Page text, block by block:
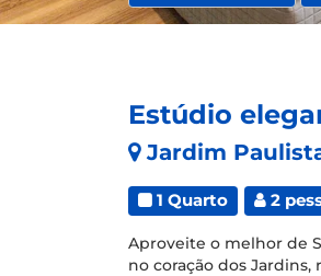
Estúdio
Jardim
1 Quarto 2
Aproveite o melhor de
no coração dos